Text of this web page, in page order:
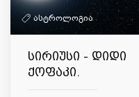
ასტროლოგია
სირიუსი - დიდი
ქოფაკი.